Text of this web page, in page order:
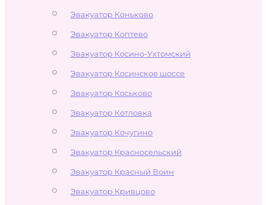
Эвакуатор Коньково
Эвакуатор Коптево
Эвакуатор Косино-Ухтомский
Эвакуатор Косинское шоссе
Эвакуатор Коськово
Эвакуатор Котловка
Эвакуатор Кочугино
Эвакуатор Красносельский
Эвакуатор Красный Воин
Эвакуатор Кривцово